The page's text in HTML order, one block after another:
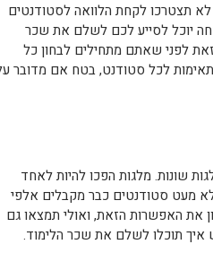
תצטרכו לקחת הלוואה לסטודנטים
יוכל לסייע לכם לשלם את שכר
לפני שאתם מתחילים לבחון כל
לכל סטודנט, בטח אם מדובר
שונות. מלגות הפכו להיות לאחד
מעט סטודנטים כבר מקבלים אלפי
את האפשרות הזאת, ואולי תמצאו גם
תוכלו לשלם את שכר הלימוד.